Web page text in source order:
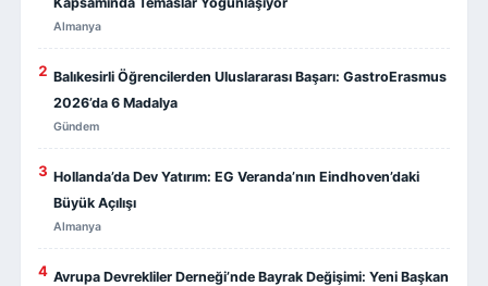
Almanya
2 Balıkesirli Öğrencilerden Uluslararası Başarı: GastroErasmus
2026’da 6 Madalya
Gündem
3 Hollanda’da Dev Yatırım: EG Veranda’nın Eindhoven’daki
Büyük Açılışı
Almanya
4 Avrupa Devrekliler Derneği’nde Bayrak Değişimi: Yeni Başkan